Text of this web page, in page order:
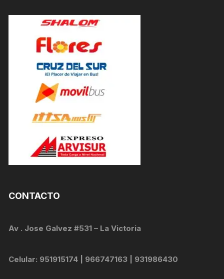
CONTACTO
Av . Jose Galvez #531 – La Victoria
Celular: 951915174 | 966747163 | 931986430